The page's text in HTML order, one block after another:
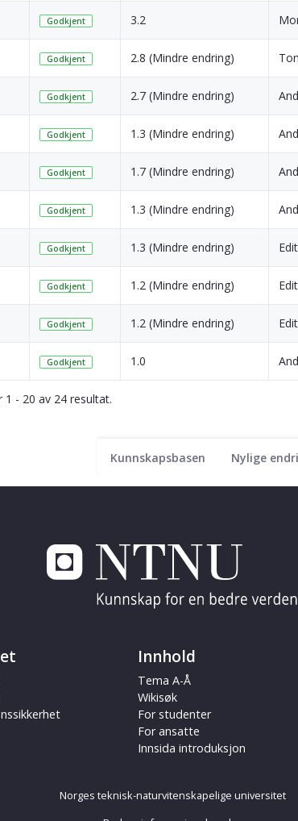
Kunnskapsbasen Nylige
Godkjent 3.2
Godkjent 2.8 (Mindre endring)
Godkjent 2.7 (Mindre endring)
Godkjent 1.3 (Mindre endring)
Godkjent 1.7 (Mindre endring)
Godkjent 1.3 (Mindre endring)
Godkjent 1.3 (Mindre endring)
Godkjent 1.2 (Mindre endring)
Godkjent 1.2 (Mindre endring)
Godkjent 1.0
1 - 20 av 24 resultat.
Innhold
Tema A-Å
Wikisøk
For studenter
For ansatte
Innsida introduksjon
Norges teknisk-naturvitenskapelige universitet